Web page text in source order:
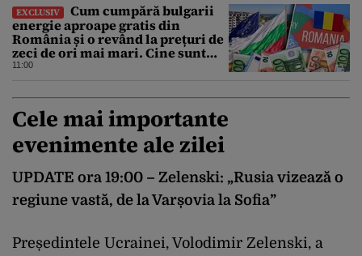
EXCLUSIV
Cum cumpără bulgarii
energie aproape gratis din
România și o revând la prețuri de
zeci de ori mai mari. Cine sunt
noii „băieți deștepți” din energie
11:00
Cele mai importante
evenimente ale zilei
UPDATE ora 19:00 – Zelenski: „Rusia vizează o
regiune vastă, de la Varșovia la Sofia”
Președintele Ucrainei, Volodimir Zelenski, a